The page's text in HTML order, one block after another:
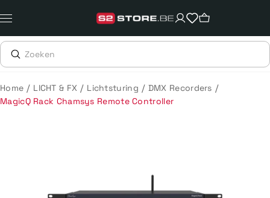
naar
content
Home / LICHT & FX / Lichtsturing / DMX Recorders /
MagicQ Rack Chamsys Remote Controller